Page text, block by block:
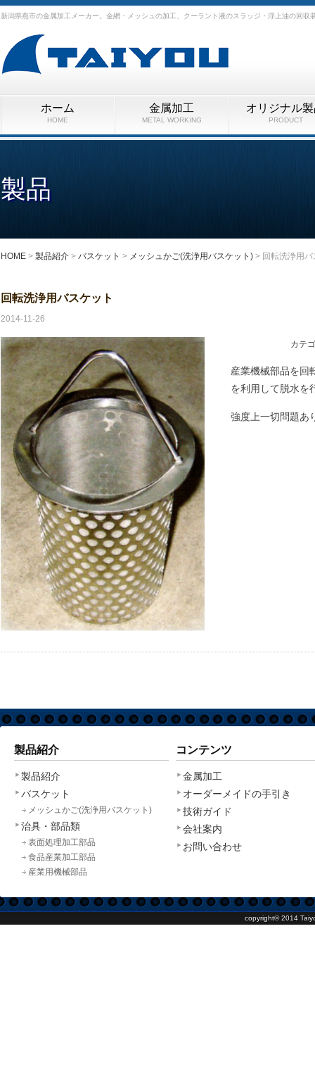
新潟県燕市の金属加工メーカー。金網・メッシュの加工、クーラント液のスラッジ・浮上油の回
ホーム
HOME
金属加工
METAL WORKING
オリジナル
PRODUCT
製品
HOME > 製品紹介 > バスケット > メッシュかご(洗浄用バスケット) > 回転洗浄用
回転洗浄用バスケット
2014-11-26
カテ
産業機械部品を回
を利用して脱水を
強度上一切問題あ
製品紹介
製品紹介
バスケット
メッシュかご(洗浄用バスケット)
治具・部品類
表面処理加工部品
食品産業加工部品
産業用機械部品
コンテンツ
金属加工
オーダーメイドの手引き
技術ガイド
会社案内
お問い合わせ
copyright© 2014